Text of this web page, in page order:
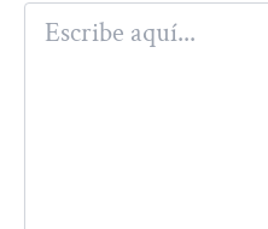
Escribe
aquí...